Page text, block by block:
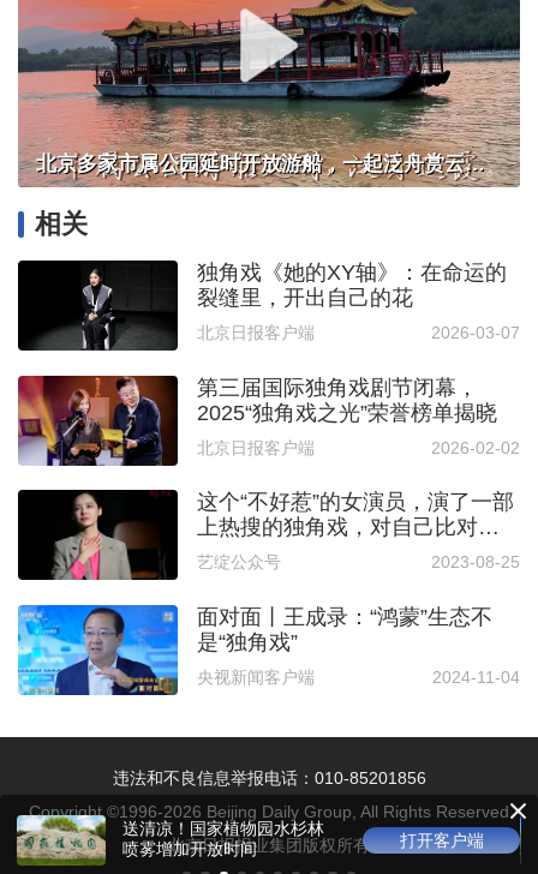
北京多家市属公园延时开放游船，一起泛舟赏云霞！
相关
独角戏《她的XY轴》：在命运的
裂缝里，开出自己的花
北京日报客户端 2026-03-07
第三届国际独角戏剧节闭幕，
2025“独角戏之光”荣誉榜单揭晓
北京日报客户端 2026-02-02
这个“不好惹”的女演员，演了一部
上热搜的独角戏，对自己比对角
色更狠
艺绽公众号 2023-08-25
面对面丨王成录：“鸿蒙”生态不
是“独角戏”
央视新闻客户端 2024-11-04
违法和不良信息举报电话：010-85201856
Copyright ©1996-2026 Beijing Daily Group, All Rights Reserved
北京日报报业集团版权所有
送清凉！国家植物园水杉林
喷雾增加开放时间
打开客户端